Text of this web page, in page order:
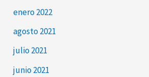
enero 2022
agosto 2021
julio 2021
junio 2021